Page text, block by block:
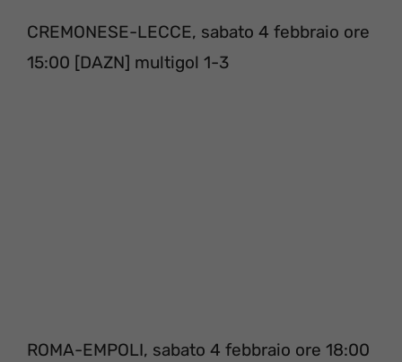
CREMONESE-LECCE, sabato 4 febbraio ore
15:00 [DAZN] multigol 1-3
ROMA-EMPOLI, sabato 4 febbraio ore 18:00